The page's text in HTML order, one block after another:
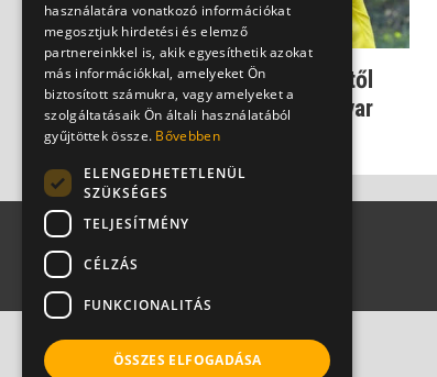
Autizmus - a közösségtől
elválasztó fejlődési zavar
Csenki Laura
használatára vonatkozó információkat
megosztjuk hirdetési és elemző
partnereinkkel is, akik egyesíthetik azokat
más információkkal, amelyeket Ön
biztosított számukra, vagy amelyeket a
szolgáltatásaik Ön általi használatából
gyűjtöttek össze. Bővebben
ELENGEDHETETLENÜL
SZÜKSÉGES
TELJESÍTMÉNY
CÉLZÁS
FUNKCIONALITÁS
ÖSSZES ELFOGADÁSA